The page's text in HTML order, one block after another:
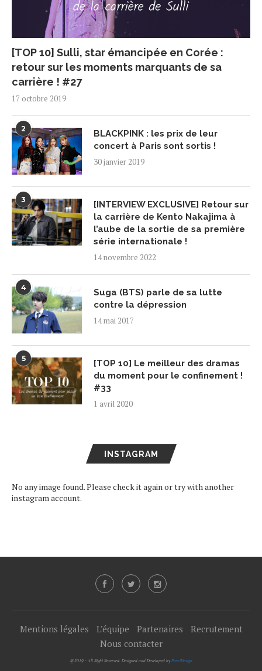
[TOP 10] Sulli, star émancipée en Corée :
retour sur les moments marquants de sa
carrière ! #27
17 octobre 2019
2
BLACKPINK : les prix de leur
concert à Paris sont sortis !
30 janvier 2019
3
[INTERVIEW EXCLUSIVE] Retour sur
la carrière de Kento Nakajima à
l’aube de la sortie de sa première
série internationale !
14 novembre 2022
4
Suga (BTS) parle de sa lutte
contre la dépression
14 mai 2017
5
[TOP 10] Le meilleur des dramas
du moment pour le confinement !
#33
1 avril 2020
INSTAGRAM
No any image found. Please check it again or try with another
instagram account.
Mentions légales L’équipe Partenaires
Recrutement
Nous contacter
@2019 - All Right Reserved. Designed and Developed by PenciDesign